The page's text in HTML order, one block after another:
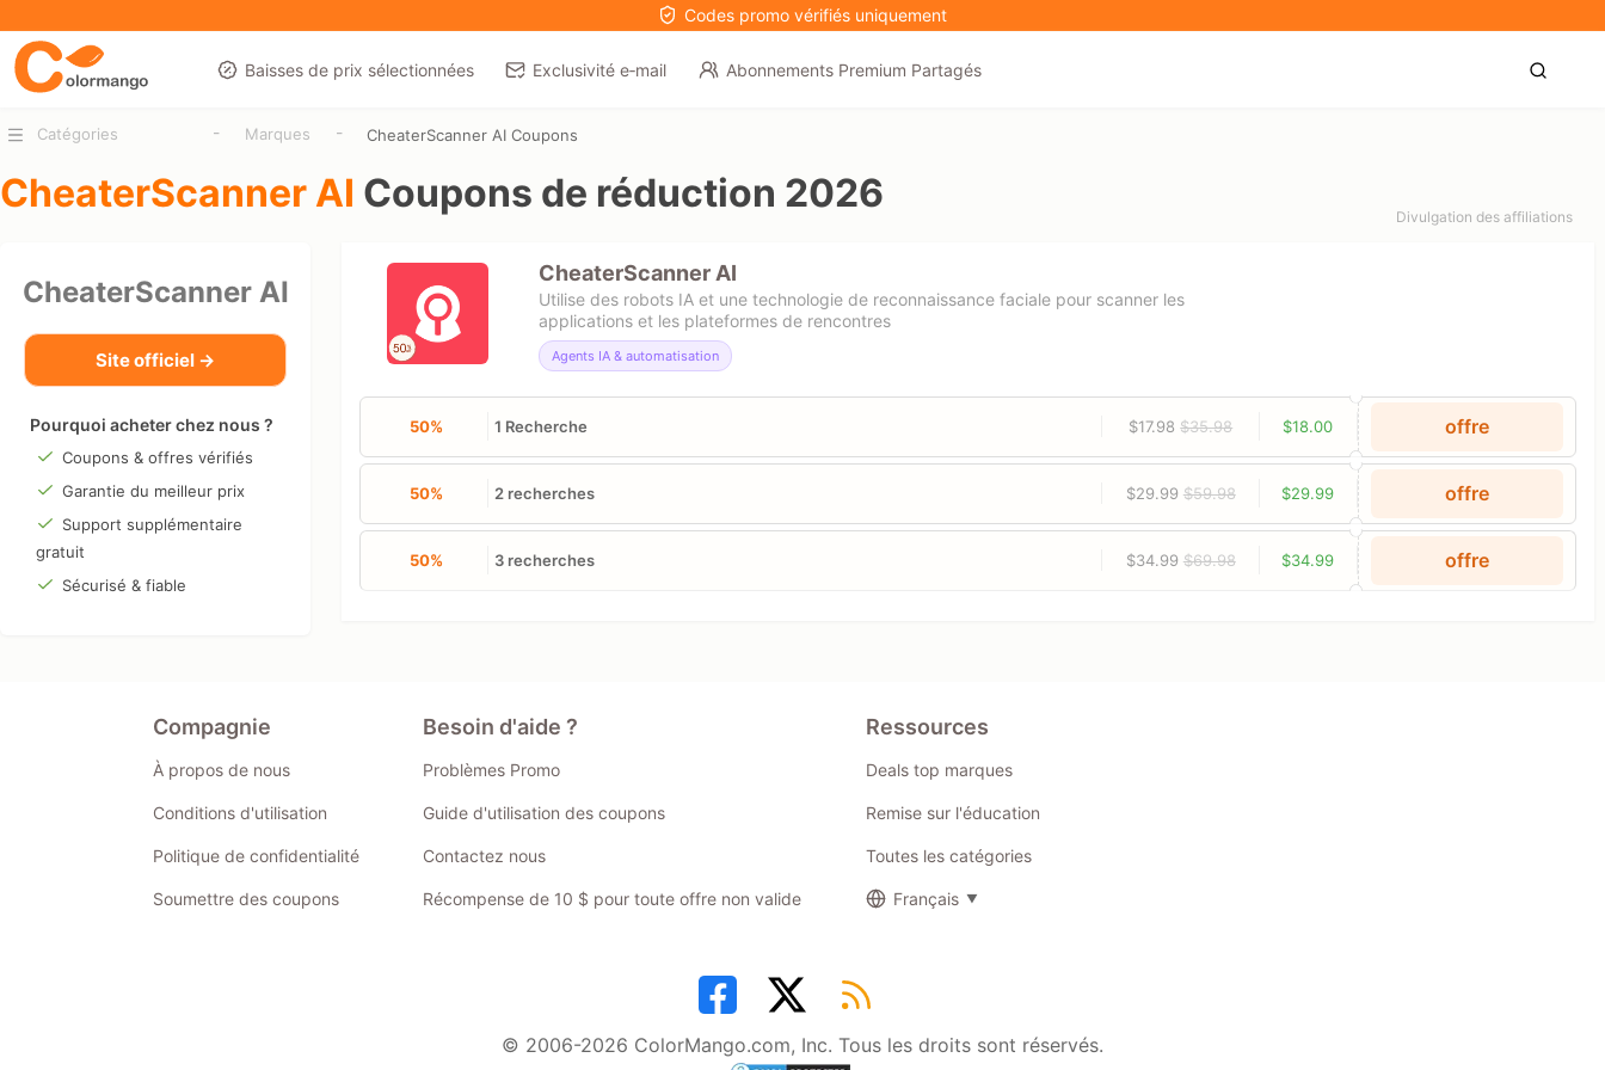
Codes promo vérifiés uniquement
Baisses de prix sélectionnées Exclusivité e‑mail Abonnements Premium Partagés
Catégories - Marques - CheaterScanner AI Coupons
CheaterScanner AI Coupons de réduction 2026
Divulgation des affiliations
CheaterScanner AI
Site officiel →
Pourquoi acheter chez nous ?
Coupons & offres vérifiés
Garantie du meilleur prix
Support supplémentaire
gratuit
Sécurisé & fiable
CheaterScanner AI
Utilise des robots IA et une technologie de reconnaissance faciale pour scanner les
applications et les plateformes de rencontres
Agents IA & automatisation
50% 1 Recherche $17.98$35.98 $18.00 offre
50% 2 recherches $29.99 $59.98 $29.99 offre
50% 3 recherches $34.99 $69.98 $34.99 offre
Compagnie
À propos de nous
Conditions d'utilisation
Politique de confidentialité
Soumettre des coupons
Besoin d'aide ?
Problèmes Promo
Guide d'utilisation des coupons
Contactez nous
Récompense de 10 $ pour toute offre non valide
Ressources
Deals top marques
Remise sur l'éducation
Toutes les catégories
Français
© 2006-2026 ColorMango.com, Inc. Tous les droits sont réservés.